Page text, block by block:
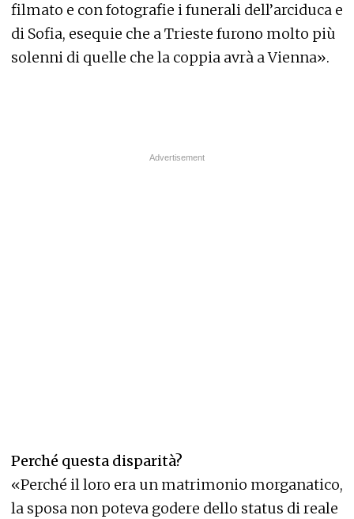
filmato e con fotografie i funerali dell’arciduca e
di Sofia, esequie che a Trieste furono molto più
solenni di quelle che la coppia avrà a Vienna».
Perché questa disparità?
«Perché il loro era un matrimonio morganatico,
la sposa non poteva godere dello status di reale